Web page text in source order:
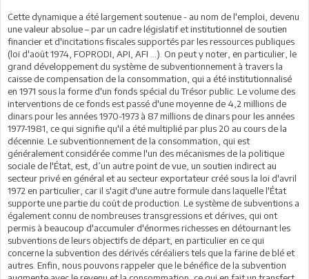
Cette dynamique a été largement soutenue - au nom de l'emploi, devenu
une valeur absolue – par un cadre législatif et institutionnel de soutien
financier et d'incitations fiscales supportés par les ressources publiques
(loi d'août 1974, FOPRODI, API, AFI ...). On peut y noter, en particulier, le
grand développement du système de subventionnement à travers la
caisse de compensation de la consommation, qui a été institutionnalisé
en 1971 sous la forme d'un fonds spécial du Trésor public. Le volume des
interventions de ce fonds est passé d'une moyenne de 4,2 millions de
dinars pour les années 1970-1973 à 87 millions de dinars pour les années
1977-1981, ce qui signifie qu'il a été multiplié par plus 20 au cours de la
décennie. Le subventionnement de la consommation, qui est
généralement considérée comme l'un des mécanismes de la politique
sociale de l'État, est, d’un autre point de vue, un soutien indirect au
secteur privé en général et au secteur exportateur créé sous la loi d'avril
1972 en particulier, car il s'agit d'une autre formule dans laquelle l'État
supporte une partie du coût de production. Le système de subventions a
également connu de nombreuses transgressions et dérives, qui ont
permis à beaucoup d'accumuler d'énormes richesses en détournant les
subventions de leurs objectifs de départ, en particulier en ce qui
concerne la subvention des dérivés céréaliers tels que la farine de blé et
autres. Enfin, nous pouvons rappeler que le bénéfice de la subvention